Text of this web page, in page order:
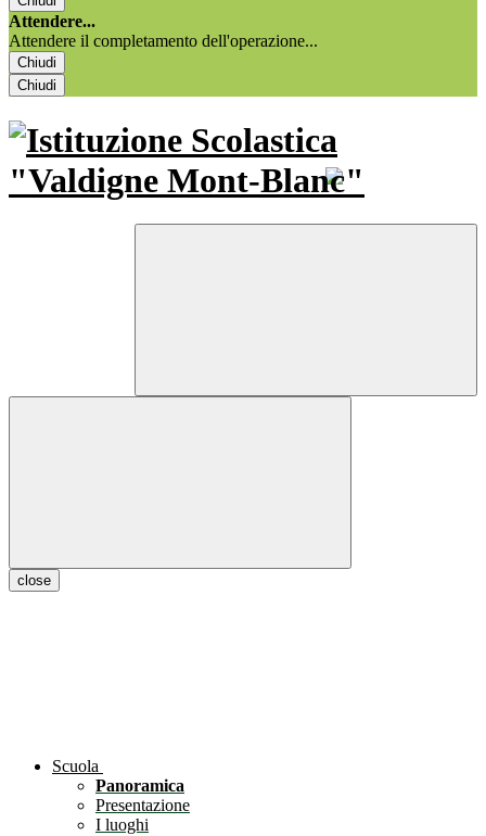
Attendere...
Attendere il completamento dell'operazione...
Chiudi
Chiudi
close
Scuola
Panoramica
Presentazione
I luoghi